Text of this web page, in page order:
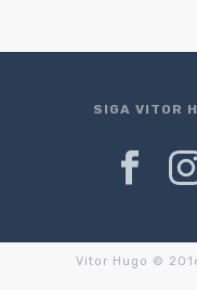
SIGA VITOR
Vitor Hugo ©